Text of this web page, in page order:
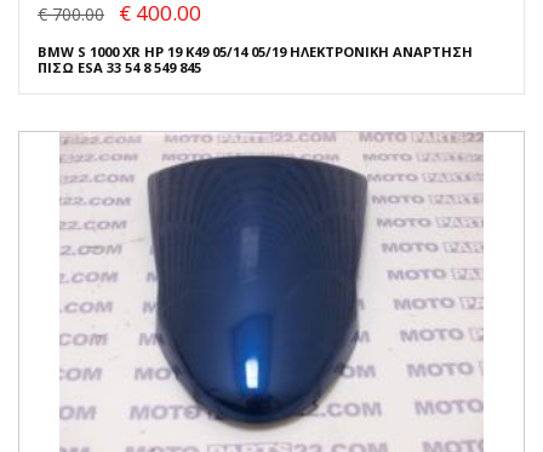
€ 700.00 € 400.00
BMW S 1000 XR HP 19 K49 05/14 05/19 ΗΛΕΚΤΡΟΝΙΚΗ ΑΝΑΡΤΗΣΗ
ΠΙΣΩ ESA 33 54 8 549 845